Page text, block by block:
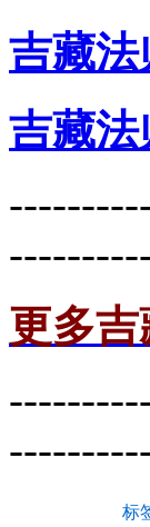
吉藏
吉藏
更多
标